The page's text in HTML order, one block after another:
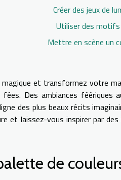
Créer des jeux de
Utiliser des
Mettre en scène un
magique et transformez votre
Des ambiances
des plus beaux récits
et laissez-vous inspirer par
de